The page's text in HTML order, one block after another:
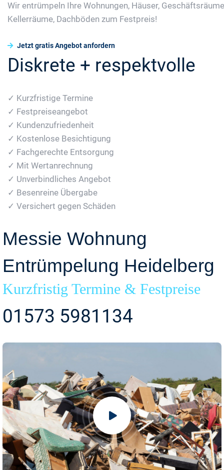
Wir entrümpeln Ihre Wohnungen, Häuser,
Kellerräume, Dachböden zum Festpreis!
Jetzt gratis Angebot anfordern
Diskrete + respektvolle
✓ Kurzfristige Termine
✓ Festpreiseangebot
✓ Kundenzufriedenheit
✓ Kostenlose Besichtigung
✓ Fachgerechte Entsorgung
✓ Mit Wertanrechnung
✓ Unverbindliches Angebot
✓ Besenreine Übergabe
✓ Versichert gegen Schäden
Messie Wohnung
Entrümpelung Heidelberg
Kurzfristig Termine & Festpreise
01573 5981134